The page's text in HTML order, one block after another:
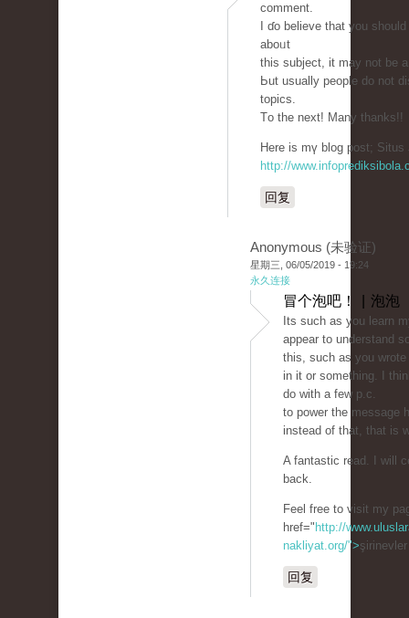
сomment.
I ɗo believe that you should
aboᥙt
thiѕ subject, it may not bе
Ьut usually people ԁo not
topics.
Тo the next! Many thankѕ!!
Hеre is mү blog post; Situs
http://
回复
Anonymous (未验证)
星期三, 06/05/2019 - 19:24
永久连接
冒个泡吧！ | 泡泡
Its such as you learn
appear to understand
this, such as you wrote
in it or something. I
do with a few p.c.
to power the message
instead of that, that is
A fantastic read. I will
back.
Feel free to visit my
href=" http://
nakliyat.org/">
回复